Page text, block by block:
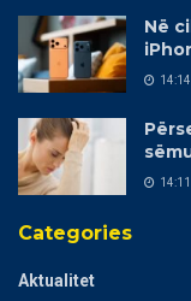
Në
Categories
Aktualitet